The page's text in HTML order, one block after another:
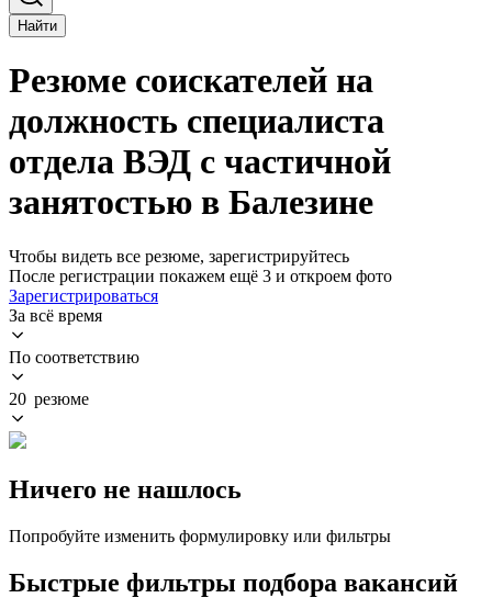
Найти
Резюме соискателей на
должность специалиста
отдела ВЭД с частичной
занятостью в Балезине
Чтобы видеть все резюме, зарегистрируйтесь
После регистрации покажем ещё 3 и откроем фото
Зарегистрироваться
За всё время
По соответствию
20 резюме
Ничего не нашлось
Попробуйте изменить формулировку или фильтры
Быстрые фильтры подбора вакансий